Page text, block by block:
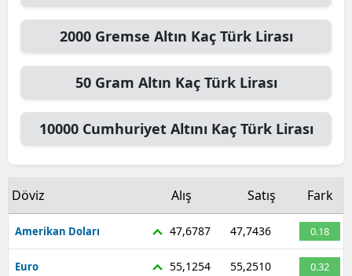
2000 Gremse Altın Kaç Türk Lirası
50 Gram Altın Kaç Türk Lirası
10000 Cumhuriyet Altını Kaç Türk Lirası
Döviz Alış Satış Fark
Amerikan Doları 47,6787 47,7436 0.18
Euro 55,1254 55,2510 0.32